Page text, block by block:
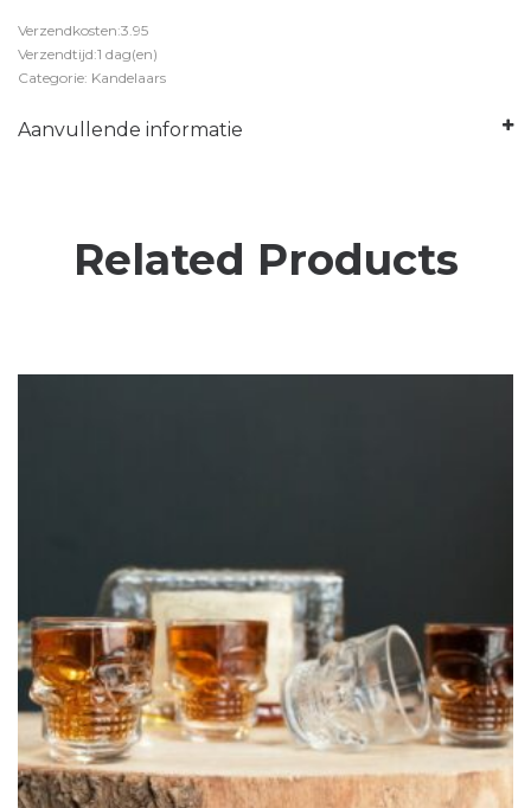
Verzendkosten:3.95
Verzendtijd:1 dag(en)
Categorie: Kandelaars
Aanvullende informatie
Related Products